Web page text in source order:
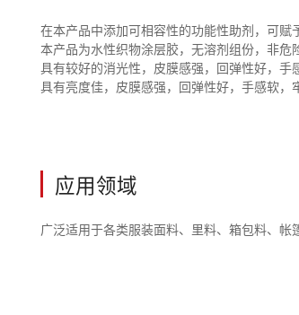
在本产品中添加可相容性的功能性助剂，可赋
本产品为水性织物涂层胶，无溶剂组份，非危
具有较好的消光性，皮膜感强，回弹性好，手
具有亮度佳，皮膜感强，回弹性好，手感软，
应用领域
广泛适用于各类服装面料、里料、箱包料、帐